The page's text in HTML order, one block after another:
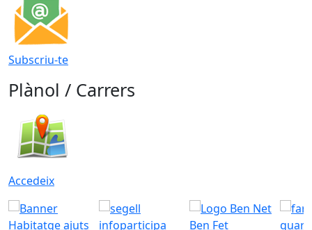
Subscriu-te
Plànol / Carrers
Accedeix